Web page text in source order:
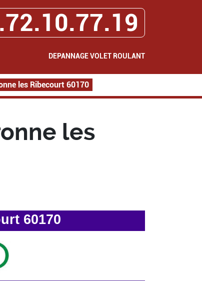
DEPANNAGE VOLET ROULANT
les Ribecourt 60170
les
60170